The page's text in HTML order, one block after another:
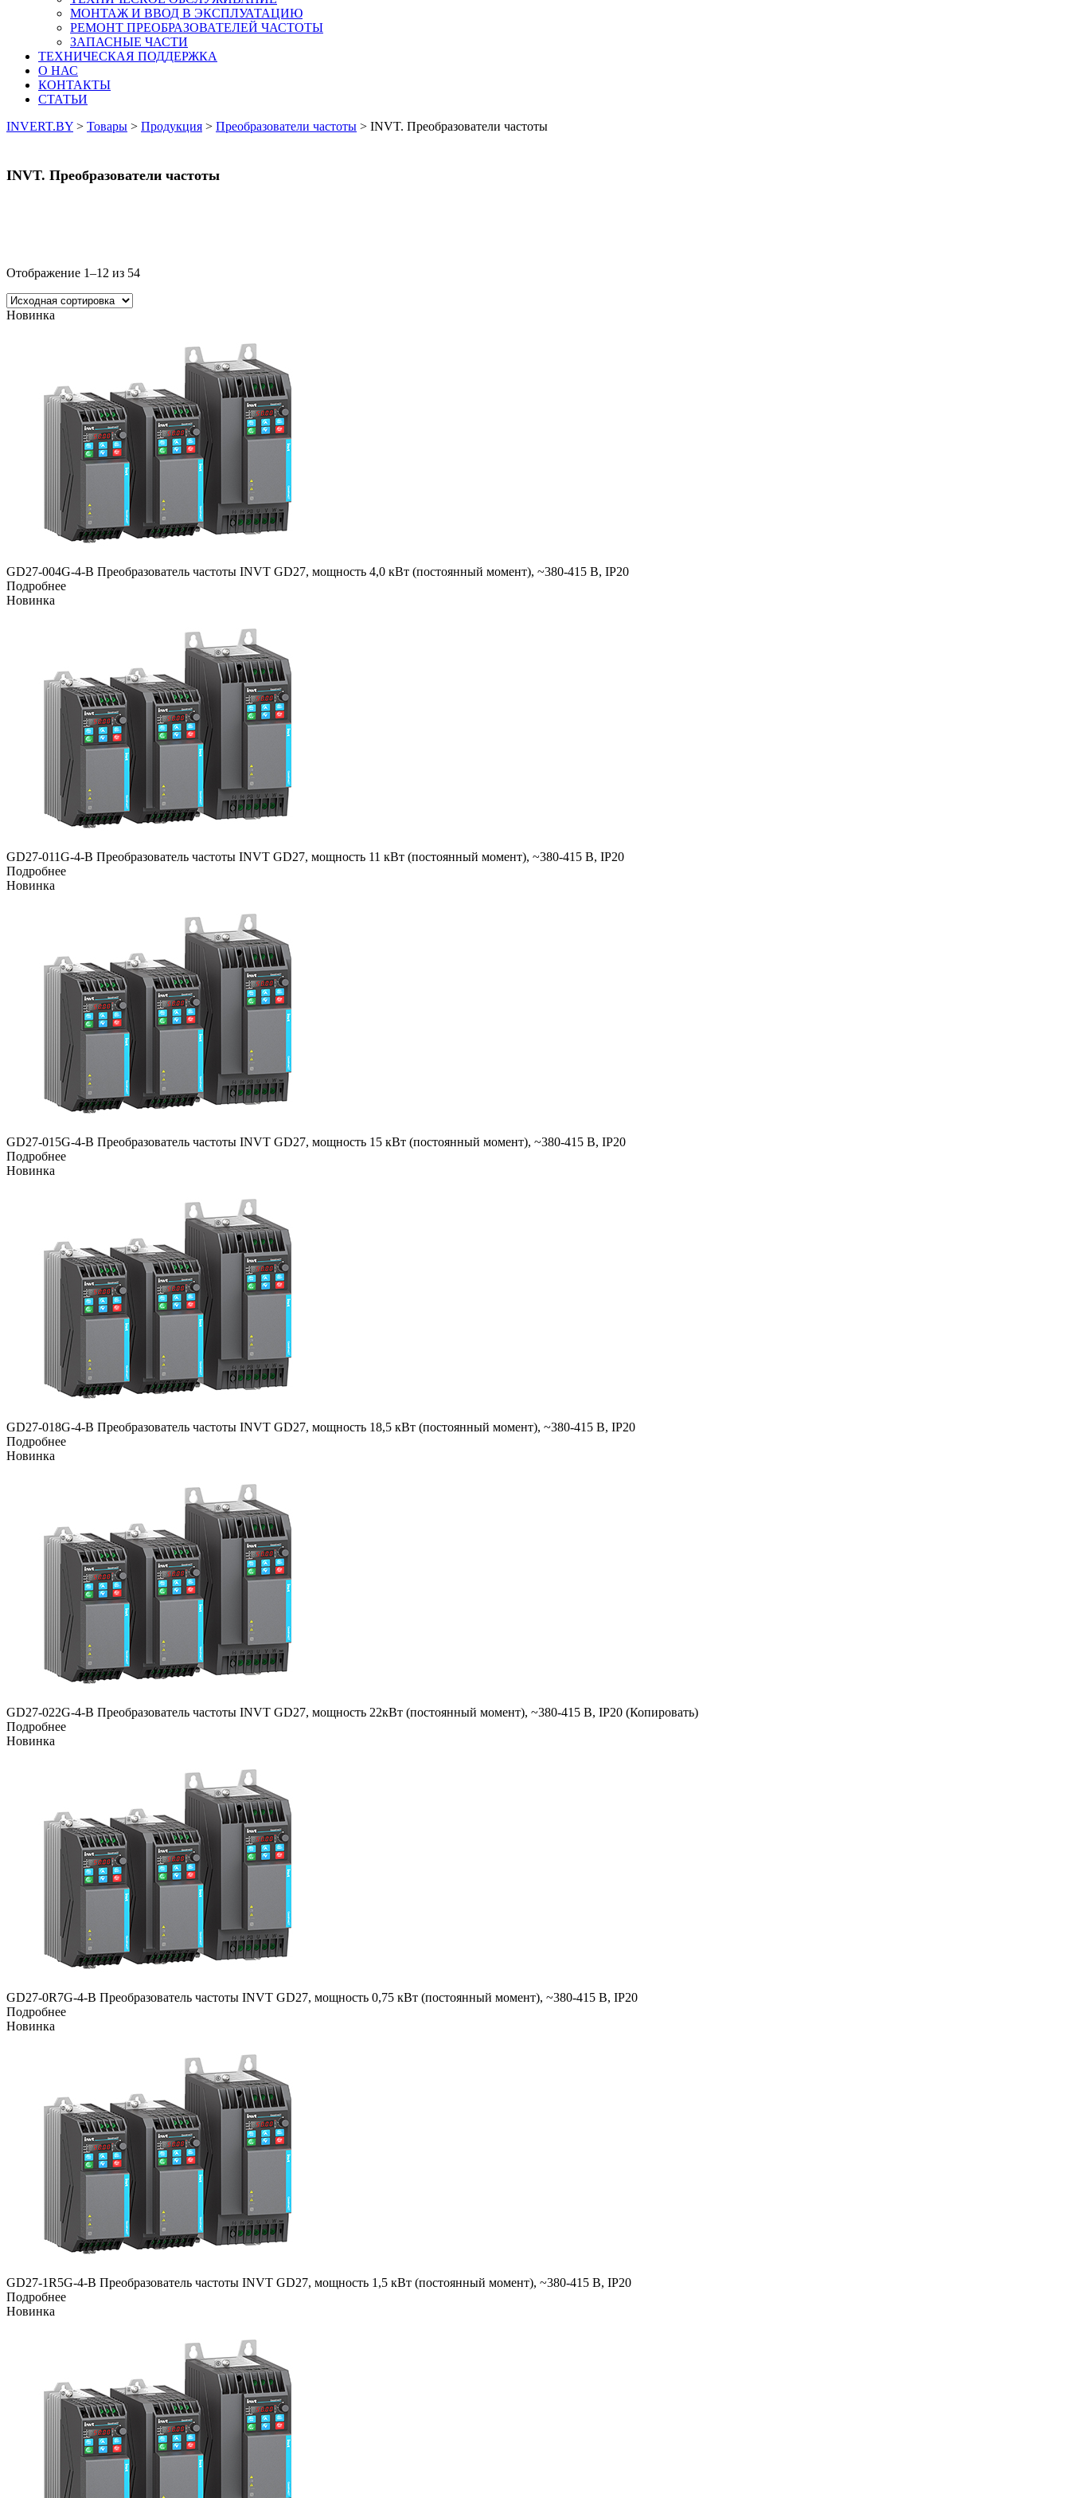
МОНТАЖ И ВВОД В ЭКСПЛУАТАЦИЮ
РЕМОНТ ПРЕОБРАЗОВАТЕЛЕЙ ЧАСТОТЫ
ЗАПАСНЫЕ ЧАСТИ
ТЕХНИЧЕСКАЯ ПОДДЕРЖКА
О НАС
КОНТАКТЫ
СТАТЬИ
INVERT.BY > Товары > Продукция > Преобразователи частоты > INVT. Преобразователи частоты
INVT. Преобразователи частоты
Отображение 1–12 из 54
Новинка
GD27-004G-4-B Преобразователь частоты INVT GD27, мощность 4,0 кВт (постоянный момент), ~380-415 В, IP20
Подробнее
Новинка
GD27-011G-4-B Преобразователь частоты INVT GD27, мощность 11 кВт (постоянный момент), ~380-415 В, IP20
Подробнее
Новинка
GD27-015G-4-B Преобразователь частоты INVT GD27, мощность 15 кВт (постоянный момент), ~380-415 В, IP20
Подробнее
Новинка
GD27-018G-4-B Преобразователь частоты INVT GD27, мощность 18,5 кВт (постоянный момент), ~380-415 В, IP20
Подробнее
Новинка
GD27-022G-4-B Преобразователь частоты INVT GD27, мощность 22кВт (постоянный момент), ~380-415 В, IP20 (Копировать)
Подробнее
Новинка
GD27-0R7G-4-B Преобразователь частоты INVT GD27, мощность 0,75 кВт (постоянный момент), ~380-415 В, IP20
Подробнее
Новинка
GD27-1R5G-4-B Преобразователь частоты INVT GD27, мощность 1,5 кВт (постоянный момент), ~380-415 В, IP20
Подробнее
Новинка